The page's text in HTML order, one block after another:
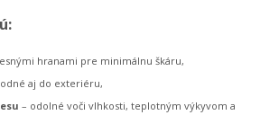
hranami pre minimálnu škáru,
aj do exteriéru,
– odolné voči vlhkosti, teplotným výkyvom a